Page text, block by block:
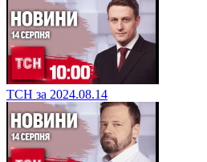
ТСН за 2024.08.14